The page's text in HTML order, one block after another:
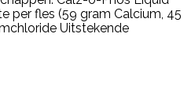
per fles (59 gram Calcium, 45
Uitstekende